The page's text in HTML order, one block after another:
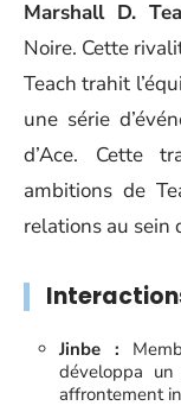
Marshall D.
Noire. Cette
Teach trahit
une série
d’Ace. Cette
ambitions de
relations au sein
Jinbe :
développa
affrontement